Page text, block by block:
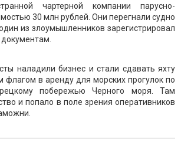
чартерной компании парусно-
30 млн рублей. Они перегнали судно
из злоумышленников зарегистрировал
наладили бизнес и стали сдавать яхту
флагом в аренду для морских прогулок по
побережью Черного моря. Там
и попало в поле зрения оперативников